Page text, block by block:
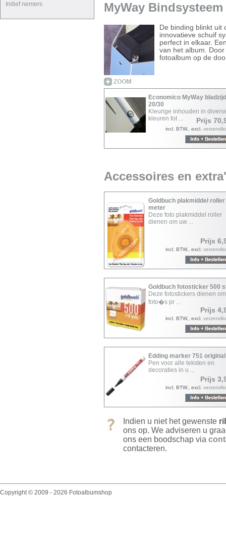
Initief nemers
MyWay
De binding blinkt uit
innovatieve schuif
perfect in elkaar.
van het album.
fotoalbum op de
Economico MyWay
20/30
Kleurige inhouden in
kleuren fot ...
Prijs
incl. BTW., excl.
Accessoires en
Goldbuch plakmiddel roller
meter
Deze foto plakmiddel roller
dienen om uw ...
Prijs
incl. BTW., excl.
Goldbuch fotosticker 500
Deze fotostickers dienen
foto�s pr ...
Prijs
incl. BTW., excl.
Edding marker 751 original
Pen voor alle teksten en
decoraties in u ...
Prijs
incl. BTW., excl.
Indien u niet het gewenste
ons op. We adviseren u
ons een boodschap via
contacteren.
Copyright © 2009 - 2026 Fotoalbumshop